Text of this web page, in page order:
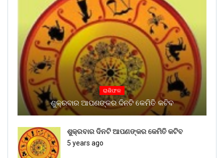
ରାଶିଫଳ
ଶୁକ୍ରବାର ଆପଣଙ୍କର ଦିନଟି କେମିତି କଟିବ
ଶୁକ୍ରବାର ଦିନଟି ଆପଣଙ୍କର କେମିତି କଟିବ
5 years ago